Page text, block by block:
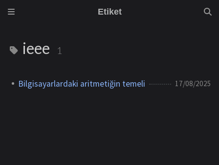
Etiket
ieee 1
Bilgisayarlardaki aritmetiğin temeli 17/08/2025